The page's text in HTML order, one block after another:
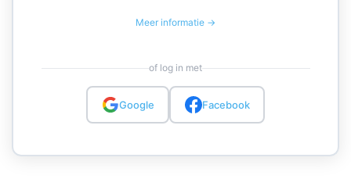
Meer informatie →
of log in met
Google Facebook